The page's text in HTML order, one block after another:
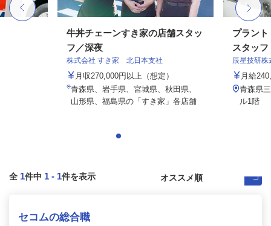
牛丼チェーンすき家の店舗スタッ
フ／深夜
株式会社 すき家 北日本支社
月収270,000円以上（想定）
青森県、岩手県、宮城県、秋田県、
山形県、福島県の「すき家」各店舗
プラン
スタッフ
辰星技研
月給
青森県
ル1階
全 1件中 1 - 1件を表示
セコムの総合職